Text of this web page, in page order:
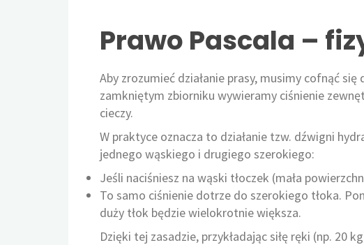
Prawo Pascala –
Aby zrozumieć działanie prasy, musimy cofnąć
zamkniętym zbiorniku wywieramy ciśnienie
cieczy.​​
W praktyce oznacza to działanie tzw. dźwigni
jednego wąskiego i drugiego szerokiego:
Jeśli naciśniesz na wąski tłoczek (mała
To samo ciśnienie dotrze do szerokiego tłoka.
duży tłok będzie wielokrotnie większa.​
Dzięki tej zasadzie, przykładając siłę ręki (np. 20